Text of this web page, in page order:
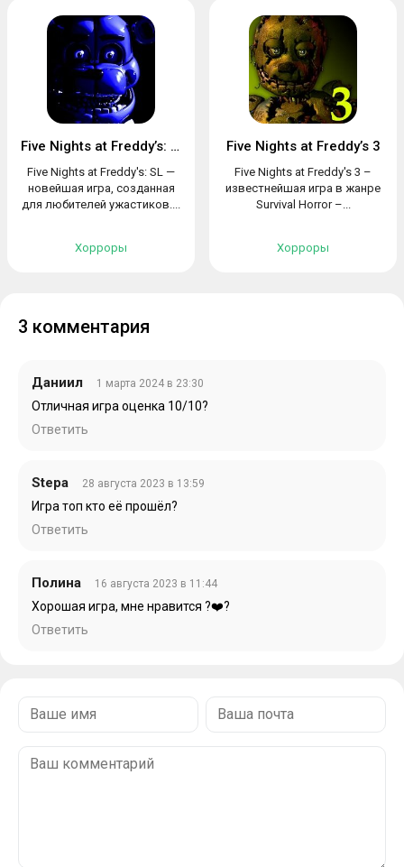
Five Nights at Freddy’s: SL
Five Nights at Freddy's: SL —
новейшая игра, созданная
для любителей ужастиков....
Хорроры
Five Nights at Freddy’s 3
Five Nights at Freddy's 3 –
известнейшая игра в жанре
Survival Horror –...
Хорроры
3 комментария
Даниил 1 марта 2024 в 23:30
Отличная игра оценка 10/10?
Ответить
Stepa 28 августа 2023 в 13:59
Игра топ кто её прошёл?
Ответить
Полина 16 августа 2023 в 11:44
Хорошая игра, мне нравится ?❤️?
Ответить